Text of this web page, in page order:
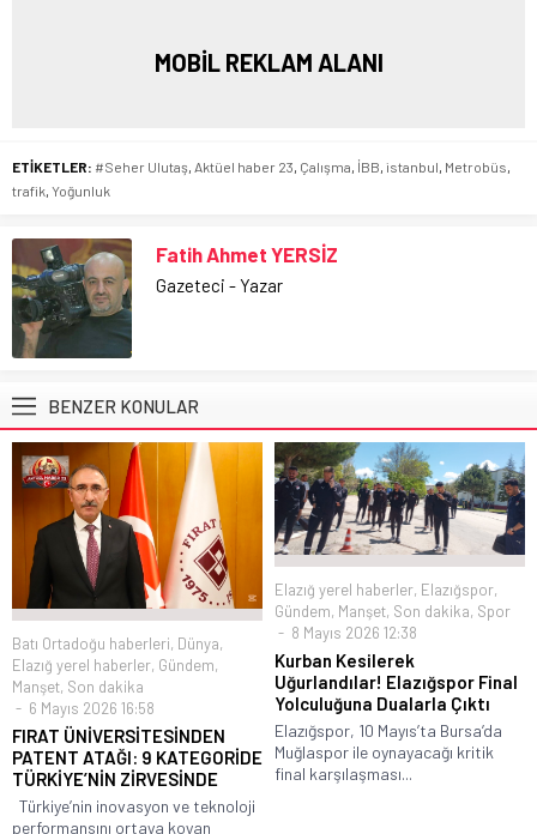
MOBİL REKLAM ALANI
ETİKETLER: #Seher Ulutaş Aktüel haber 23 Çalışma İBB istanbul Metrobüs
trafik Yoğunluk
Fatih Ahmet YERSİZ
Gazeteci - Yazar
BENZER KONULAR
Batı Ortadoğu haberleri, Dünya,
Elazığ yerel haberler, Gündem,
Manşet, Son dakika
6 Mayıs 2026 16:58
FIRAT ÜNİVERSİTESİNDEN
PATENT ATAĞI: 9 KATEGORİDE
TÜRKİYE’NİN ZİRVESİNDE
Türkiye’nin inovasyon ve teknoloji
performansını ortaya koyan
Elazığ yerel haberler, Elazığspor,
Gündem, Manşet, Son dakika, Spor
8 Mayıs 2026 12:38
Kurban Kesilerek
Uğurlandılar! Elazığspor Final
Yolculuğuna Dualarla Çıktı
Elazığspor, 10 Mayıs’ta Bursa’da
Muğlaspor ile oynayacağı kritik
final karşılaşması...